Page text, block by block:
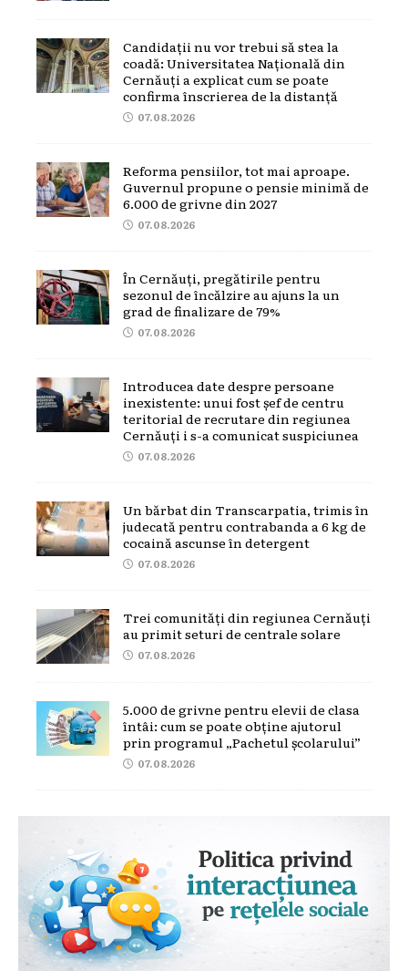
Candidații nu vor trebui să stea la
coadă: Universitatea Națională din
Cernăuți a explicat cum se poate
confirma înscrierea de la distanță
07.08.2026
Reforma pensiilor, tot mai aproape.
Guvernul propune o pensie minimă de
6.000 de grivne din 2027
07.08.2026
În Cernăuți, pregătirile pentru
sezonul de încălzire au ajuns la un
grad de finalizare de 79%
07.08.2026
Introducea date despre persoane
inexistente: unui fost șef de centru
teritorial de recrutare din regiunea
Cernăuți i s-a comunicat suspiciunea
07.08.2026
Un bărbat din Transcarpatia, trimis în
judecată pentru contrabanda a 6 kg de
cocaină ascunse în detergent
07.08.2026
Trei comunități din regiunea Cernăuți
au primit seturi de centrale solare
07.08.2026
5.000 de grivne pentru elevii de clasa
întâi: cum se poate obține ajutorul
prin programul „Pachetul școlarului”
07.08.2026